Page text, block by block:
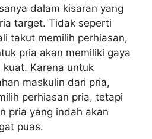
dalam kisaran yang
target. Tidak seperti
takut memilih perhiasan,
pria akan memiliki gaya
Karena untuk
maskulin dari pria,
perhiasan pria, tetapi
pria yang indah akan
puas.